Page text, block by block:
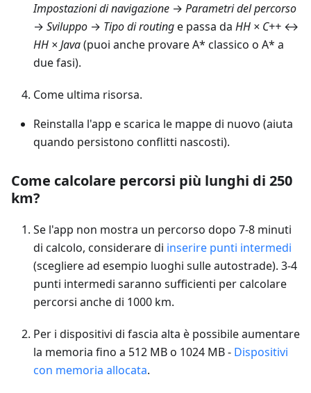
Impostazioni di navigazione → Parametri del percorso
→ Sviluppo → Tipo di routinge passa da HH × C++ ↔
HH × Java(puoi anche provare A* classico o A* a
due fasi).
Come ultima risorsa.
Reinstalla l'app e scarica le mappe di nuovo (aiuta
quando persistono conflitti nascosti).
Come calcolare percorsi più lunghi di 250
km?
Se l'app non mostra un percorso dopo 7-8 minuti
di calcolo, considerare di inserire punti intermedi
(scegliere ad esempio luoghi sulle autostrade). 3-4
punti intermedi saranno sufficienti per calcolare
percorsi anche di 1000 km.
Per i dispositivi di fascia alta è possibile aumentare
la memoria fino a 512 MB o 1024 MB - Dispositivi
con memoria allocata.